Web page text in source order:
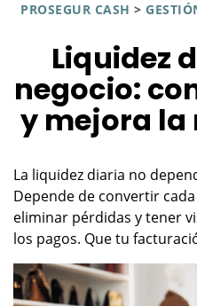
PROSEGUR CASH >
Liquidez
negocio:
y mejora
La liquidez diaria no
Depende de convertir
eliminar pérdidas y tener
los pagos. Que tu